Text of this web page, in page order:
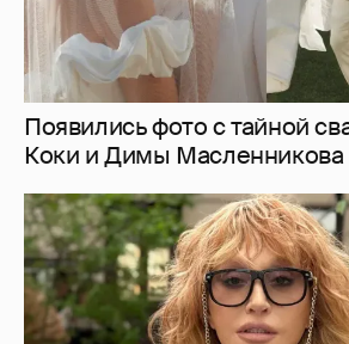
Алла Пугачёва
возможность вернуться на
проблем с деньгами
3